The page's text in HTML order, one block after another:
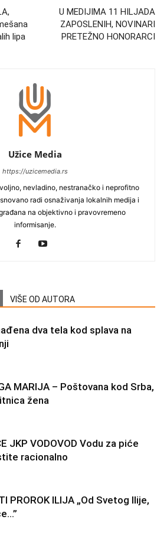
lipa
U MEDIJIMA 11 HILJADA
ZAPOSLENIH, NOVINARI
PRETEŽNO HONORARCI
Užice Media
https://uzicemedia.rs
nevladino, nestranačko i neprofitno
radi osnaživanja lokalnih medija i
na objektivno i pravovremeno
informisanje.
VIŠE OD AUTORA
dva tela kod splava na
MARIJA – Poštovana kod Srba,
žena
JKP VODOVOD Vodu za piće
racionalno
PROROK ILIJA „Od Svetog Ilije,